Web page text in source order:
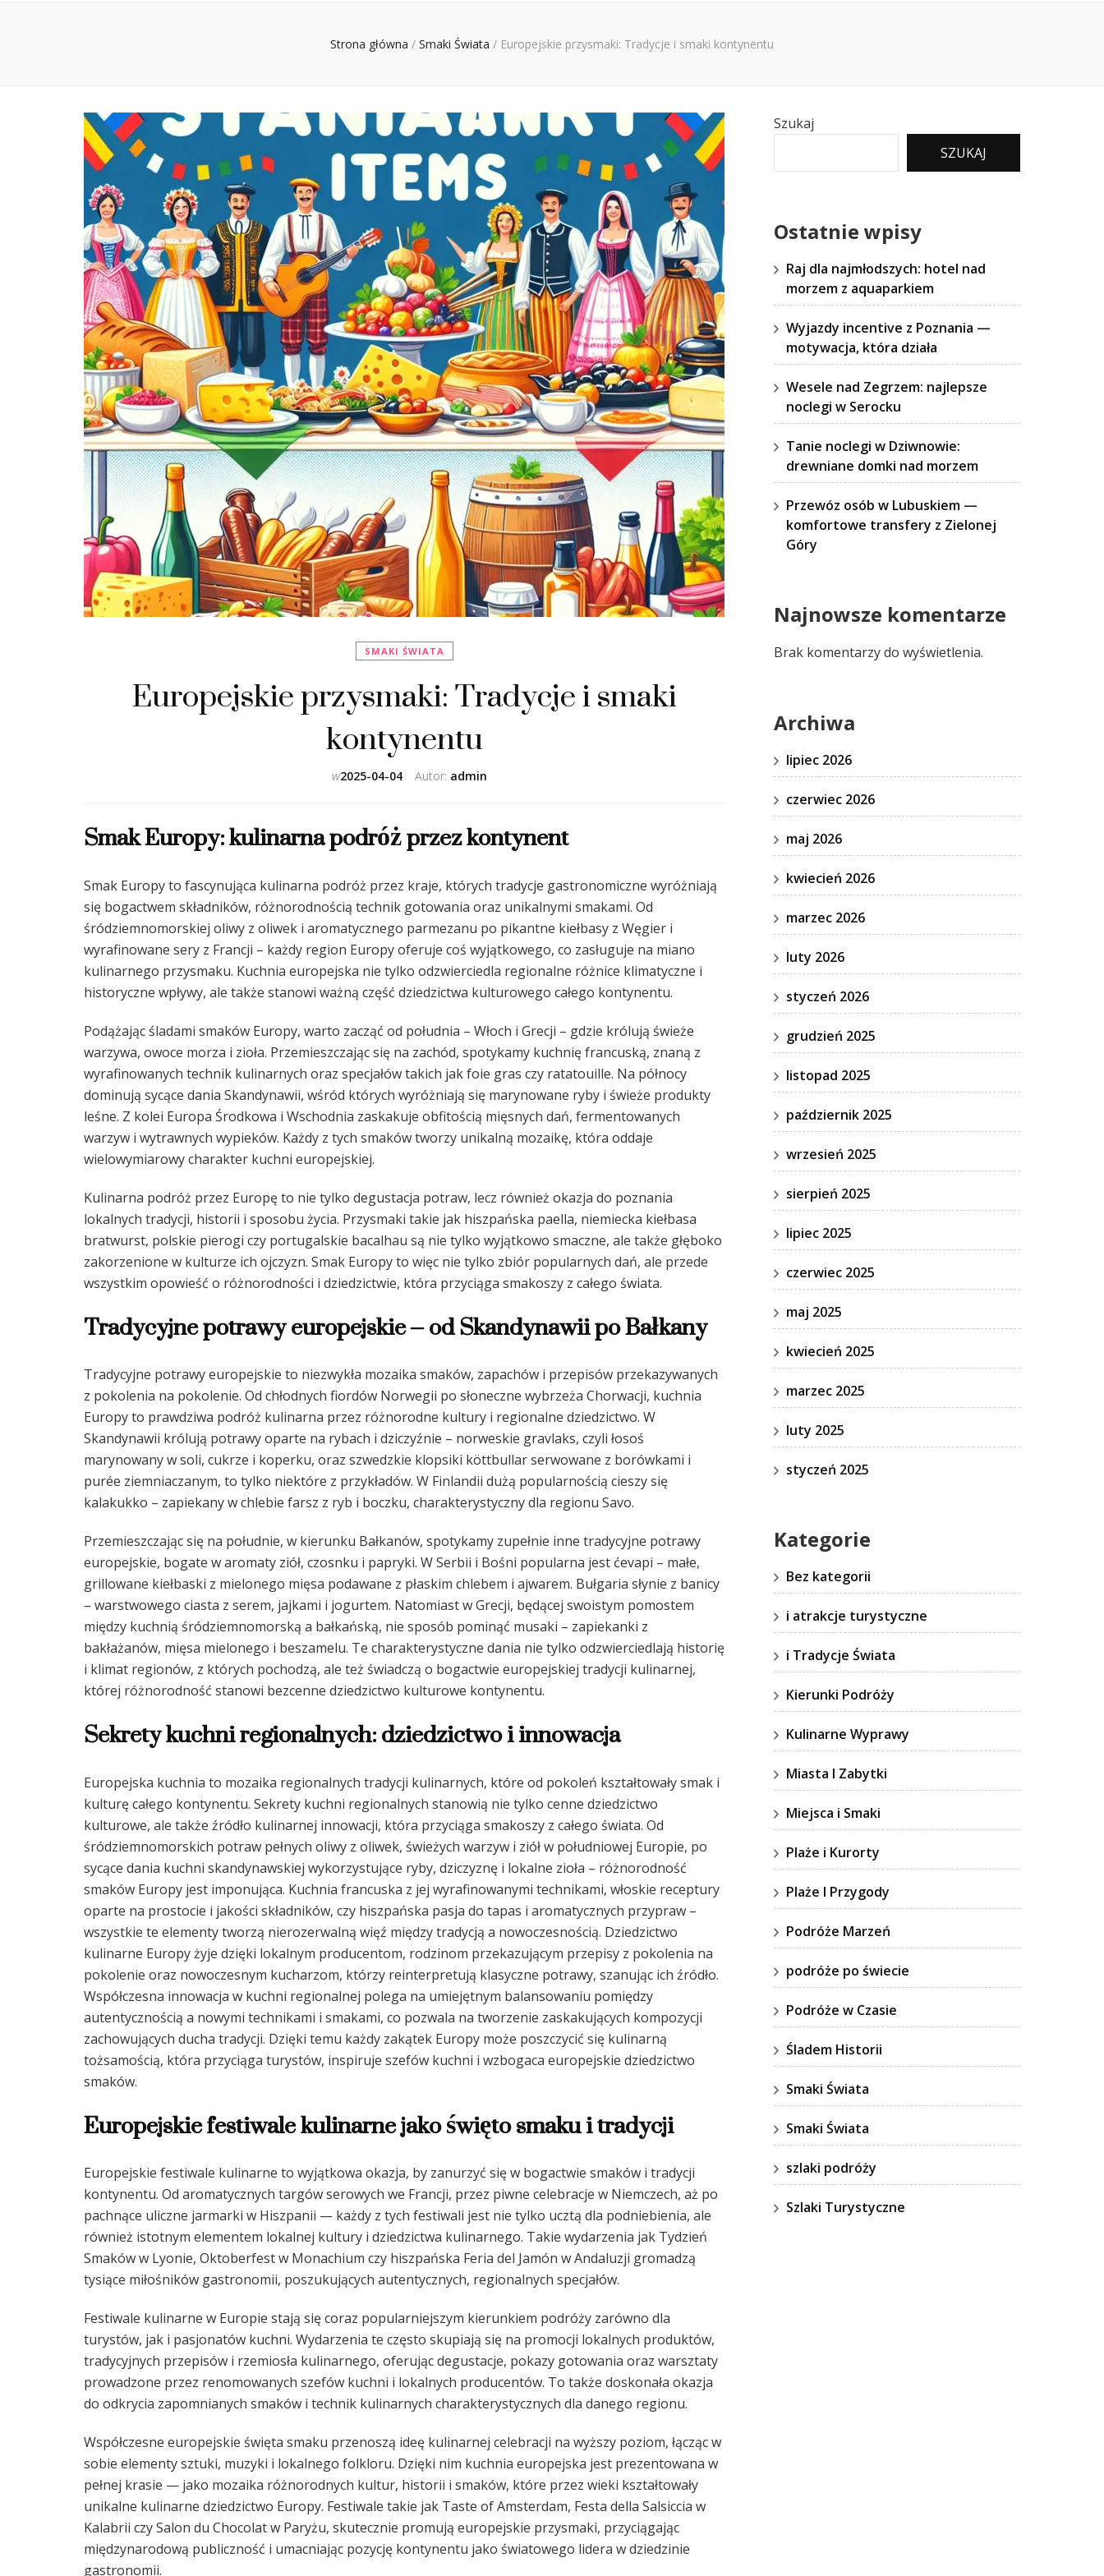
Strona główna / Smaki Świata / Europejskie przysmaki: Tradycje i smaki kontynentu
SMAKI ŚWIATA
Europejskie przysmaki: Tradycje i smaki
kontynentu
Autor: admin
w2025-04-04
Smak Europy: kulinarna podróż przez kontynent
Smak Europy to fascynująca kulinarna podróż przez kraje, których tradycje gastronomiczne wyróżniają
się bogactwem składników, różnorodnością technik gotowania oraz unikalnymi smakami. Od
śródziemnomorskiej oliwy z oliwek i aromatycznego parmezanu po pikantne kiełbasy z Węgier i
wyrafinowane sery z Francji – każdy region Europy oferuje coś wyjątkowego, co zasługuje na miano
kulinarnego przysmaku. Kuchnia europejska nie tylko odzwierciedla regionalne różnice klimatyczne i
historyczne wpływy, ale także stanowi ważną część dziedzictwa kulturowego całego kontynentu.
Podążając śladami smaków Europy, warto zacząć od południa – Włoch i Grecji – gdzie królują świeże
warzywa, owoce morza i zioła. Przemieszczając się na zachód, spotykamy kuchnię francuską, znaną z
wyrafinowanych technik kulinarnych oraz specjałów takich jak foie gras czy ratatouille. Na północy
dominują sycące dania Skandynawii, wśród których wyróżniają się marynowane ryby i świeże produkty
leśne. Z kolei Europa Środkowa i Wschodnia zaskakuje obfitością mięsnych dań, fermentowanych
warzyw i wytrawnych wypieków. Każdy z tych smaków tworzy unikalną mozaikę, która oddaje
wielowymiarowy charakter kuchni europejskiej.
Kulinarna podróż przez Europę to nie tylko degustacja potraw, lecz również okazja do poznania
lokalnych tradycji, historii i sposobu życia. Przysmaki takie jak hiszpańska paella, niemiecka kiełbasa
bratwurst, polskie pierogi czy portugalskie bacalhau są nie tylko wyjątkowo smaczne, ale także głęboko
zakorzenione w kulturze ich ojczyzn. Smak Europy to więc nie tylko zbiór popularnych dań, ale przede
wszystkim opowieść o różnorodności i dziedzictwie, która przyciąga smakoszy z całego świata.
Tradycyjne potrawy europejskie – od Skandynawii po Bałkany
Tradycyjne potrawy europejskie to niezwykła mozaika smaków, zapachów i przepisów przekazywanych
z pokolenia na pokolenie. Od chłodnych fiordów Norwegii po słoneczne wybrzeża Chorwacji, kuchnia
Europy to prawdziwa podróż kulinarna przez różnorodne kultury i regionalne dziedzictwo. W
Skandynawii królują potrawy oparte na rybach i dziczyźnie – norweskie gravlaks, czyli łosoś
marynowany w soli, cukrze i koperku, oraz szwedzkie klopsiki köttbullar serwowane z borówkami i
purée ziemniaczanym, to tylko niektóre z przykładów. W Finlandii dużą popularnością cieszy się
kalakukko – zapiekany w chlebie farsz z ryb i boczku, charakterystyczny dla regionu Savo.
Przemieszczając się na południe, w kierunku Bałkanów, spotykamy zupełnie inne tradycyjne potrawy
europejskie, bogate w aromaty ziół, czosnku i papryki. W Serbii i Bośni popularna jest ćevapi – małe,
grillowane kiełbaski z mielonego mięsa podawane z płaskim chlebem i ajwarem. Bułgaria słynie z banicy
– warstwowego ciasta z serem, jajkami i jogurtem. Natomiast w Grecji, będącej swoistym pomostem
między kuchnią śródziemnomorską a bałkańską, nie sposób pominąć musaki – zapiekanki z
bakłażanów, mięsa mielonego i beszamelu. Te charakterystyczne dania nie tylko odzwierciedlają historię
i klimat regionów, z których pochodzą, ale też świadczą o bogactwie europejskiej tradycji kulinarnej,
której różnorodność stanowi bezcenne dziedzictwo kulturowe kontynentu.
Sekrety kuchni regionalnych: dziedzictwo i innowacja
Europejska kuchnia to mozaika regionalnych tradycji kulinarnych, które od pokoleń kształtowały smak i
kulturę całego kontynentu. Sekrety kuchni regionalnych stanowią nie tylko cenne dziedzictwo
kulturowe, ale także źródło kulinarnej innowacji, która przyciąga smakoszy z całego świata. Od
śródziemnomorskich potraw pełnych oliwy z oliwek, świeżych warzyw i ziół w południowej Europie, po
sycące dania kuchni skandynawskiej wykorzystujące ryby, dziczyznę i lokalne zioła – różnorodność
smaków Europy jest imponująca. Kuchnia francuska z jej wyrafinowanymi technikami, włoskie receptury
oparte na prostocie i jakości składników, czy hiszpańska pasja do tapas i aromatycznych przypraw –
wszystkie te elementy tworzą nierozerwalną więź między tradycją a nowoczesnością. Dziedzictwo
kulinarne Europy żyje dzięki lokalnym producentom, rodzinom przekazującym przepisy z pokolenia na
pokolenie oraz nowoczesnym kucharzom, którzy reinterpretują klasyczne potrawy, szanując ich źródło.
Współczesna innowacja w kuchni regionalnej polega na umiejętnym balansowaniu pomiędzy
autentycznością a nowymi technikami i smakami, co pozwala na tworzenie zaskakujących kompozycji
zachowujących ducha tradycji. Dzięki temu każdy zakątek Europy może poszczycić się kulinarną
tożsamością, która przyciąga turystów, inspiruje szefów kuchni i wzbogaca europejskie dziedzictwo
smaków.
Europejskie festiwale kulinarne jako święto smaku i tradycji
Europejskie festiwale kulinarne to wyjątkowa okazja, by zanurzyć się w bogactwie smaków i tradycji
kontynentu. Od aromatycznych targów serowych we Francji, przez piwne celebracje w Niemczech, aż po
pachnące uliczne jarmarki w Hiszpanii — każdy z tych festiwali jest nie tylko ucztą dla podniebienia, ale
również istotnym elementem lokalnej kultury i dziedzictwa kulinarnego. Takie wydarzenia jak Tydzień
Smaków w Lyonie, Oktoberfest w Monachium czy hiszpańska Feria del Jamón w Andaluzji gromadzą
tysiące miłośników gastronomii, poszukujących autentycznych, regionalnych specjałów.
Festiwale kulinarne w Europie stają się coraz popularniejszym kierunkiem podróży zarówno dla
turystów, jak i pasjonatów kuchni. Wydarzenia te często skupiają się na promocji lokalnych produktów,
tradycyjnych przepisów i rzemiosła kulinarnego, oferując degustacje, pokazy gotowania oraz warsztaty
prowadzone przez renomowanych szefów kuchni i lokalnych producentów. To także doskonała okazja
do odkrycia zapomnianych smaków i technik kulinarnych charakterystycznych dla danego regionu.
Współczesne europejskie święta smaku przenoszą ideę kulinarnej celebracji na wyższy poziom, łącząc w
sobie elementy sztuki, muzyki i lokalnego folkloru. Dzięki nim kuchnia europejska jest prezentowana w
pełnej krasie — jako mozaika różnorodnych kultur, historii i smaków, które przez wieki kształtowały
unikalne kulinarne dziedzictwo Europy. Festiwale takie jak Taste of Amsterdam, Festa della Salsiccia w
Kalabrii czy Salon du Chocolat w Paryżu, skutecznie promują europejskie przysmaki, przyciągając
międzynarodową publiczność i umacniając pozycję kontynentu jako światowego lidera w dziedzinie
gastronomii.
Szukaj
SZUKAJ
Ostatnie wpisy
Raj dla najmłodszych: hotel nad
morzem z aquaparkiem
Wyjazdy incentive z Poznania —
motywacja, która działa
Wesele nad Zegrzem: najlepsze
noclegi w Serocku
Tanie noclegi w Dziwnowie:
drewniane domki nad morzem
Przewóz osób w Lubuskiem —
komfortowe transfery z Zielonej
Góry
Najnowsze komentarze
Brak komentarzy do wyświetlenia.
Archiwa
lipiec 2026
czerwiec 2026
maj 2026
kwiecień 2026
marzec 2026
luty 2026
styczeń 2026
grudzień 2025
listopad 2025
październik 2025
wrzesień 2025
sierpień 2025
lipiec 2025
czerwiec 2025
maj 2025
kwiecień 2025
marzec 2025
luty 2025
styczeń 2025
Kategorie
Bez kategorii
i atrakcje turystyczne
i Tradycje Świata
Kierunki Podróży
Kulinarne Wyprawy
Miasta I Zabytki
Miejsca i Smaki
Plaże i Kurorty
Plaże I Przygody
Podróże Marzeń
podróże po świecie
Podróże w Czasie
Śladem Historii
Smaki Świata
Smaki Świata
szlaki podróży
Szlaki Turystyczne